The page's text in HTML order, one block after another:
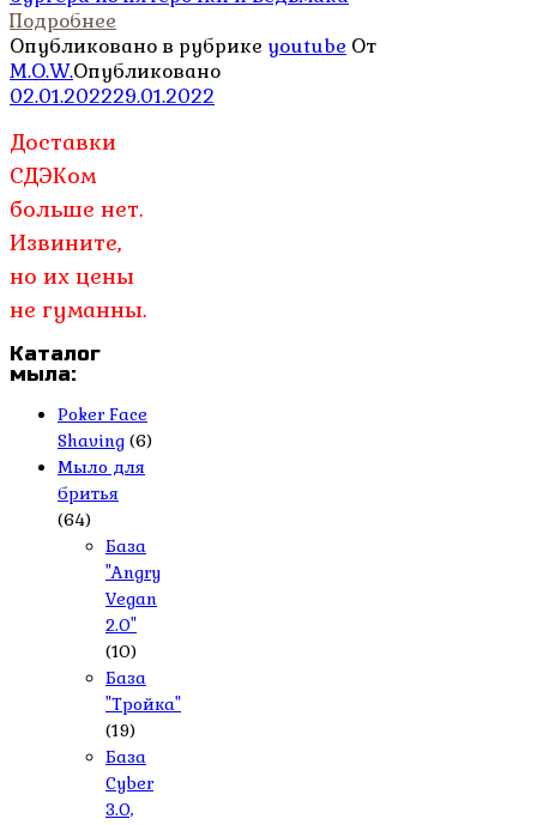
Подробнее
Опубликовано в рубрике youtube От
M.O.W.Опубликовано
02.01.202229.01.2022
Доставки
СДЭКом
больше нет.
Извините,
но их цены
не гуманны.
Каталог
мыла:
Poker Face
Shaving (6)
Мыло для
бритья
(64)
База
"Angry
Vegan
2.0"
(10)
База
"Тройка"
(19)
База
Cyber
3.0,